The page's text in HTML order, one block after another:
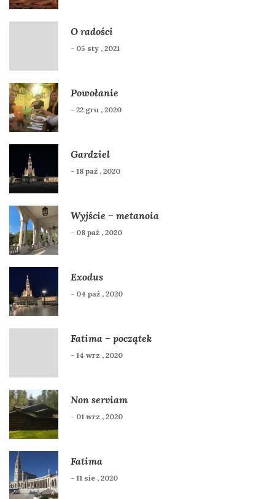
O radości
- 05 sty , 2021
Powołanie
- 22 gru , 2020
Gardziel
- 18 paź , 2020
Wyjście – metanoia
- 08 paź , 2020
Exodus
- 04 paź , 2020
Fatima – początek
- 14 wrz , 2020
Non serviam
- 01 wrz , 2020
Fatima
- 11 sie , 2020